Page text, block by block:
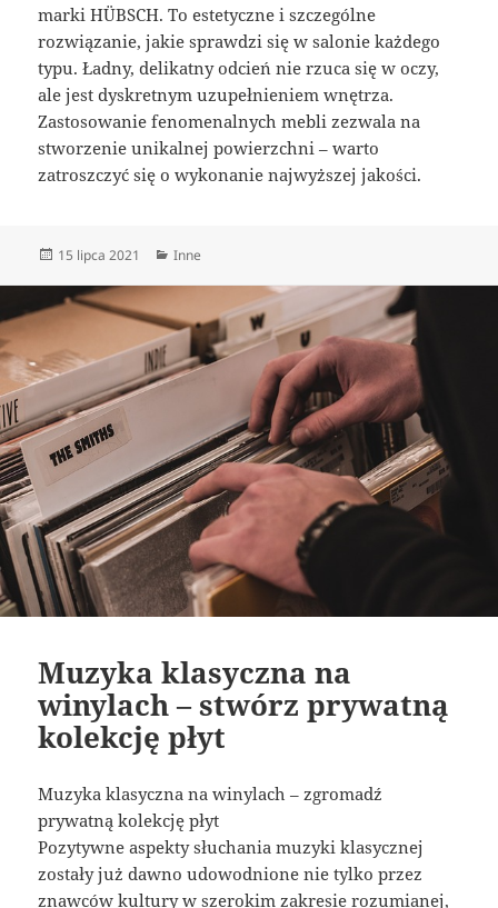
marki HÜBSCH. To estetyczne i szczególne
rozwiązanie, jakie sprawdzi się w salonie każdego
typu. Ładny, delikatny odcień nie rzuca się w oczy,
ale jest dyskretnym uzupełnieniem wnętrza.
Zastosowanie fenomenalnych mebli zezwala na
stworzenie unikalnej powierzchni – warto
zatroszczyć się o wykonanie najwyższej jakości.
Data
15 lipca 2021 Kategorie
Inne
Muzyka klasyczna na
winylach – stwórz prywatną
kolekcję płyt
Muzyka klasyczna na winylach – zgromadź
prywatną kolekcję płyt
Pozytywne aspekty słuchania muzyki klasycznej
zostały już dawno udowodnione nie tylko przez
znawców kultury w szerokim zakresie rozumianej,